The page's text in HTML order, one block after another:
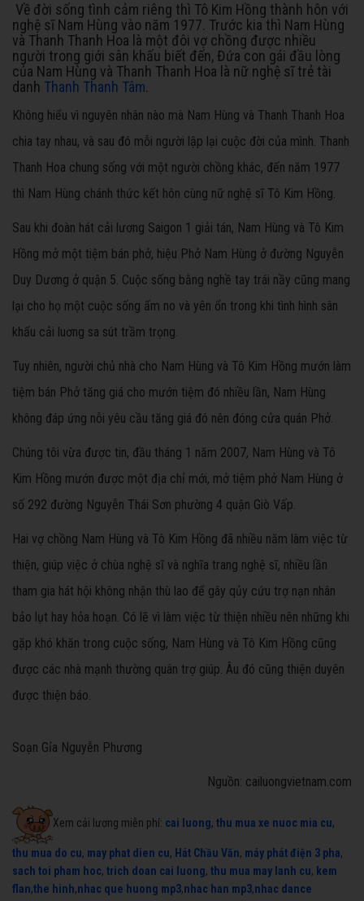
Về đời sống tình cảm riêng thì Tô Kim Hồng thành hôn với
nghệ sĩ Nam Hùng vào năm 1977. Trước kia thì Nam Hùng
và Thanh Thanh Hoa là một đôi vợ chồng được nhiều
người trong giới sân khấu biết đến, Đứa con gái đầu lòng
của Nam Hùng và Thanh Thanh Hoa là nữ nghệ sĩ trẻ tài
danh Thanh Thanh Tâm.
Không hiểu vì nguyên nhân nào mà Nam Hùng và Thanh Thanh Hoa
chia tay nhau, và sau đó mỗi người lập lại cuộc đời của mình. Thanh
Thanh Hoa chung sống với một người chồng khác, đến năm 1977
thì Nam Hùng chánh thức kết hôn cùng nữ nghệ sĩ Tô Kim Hồng.
Sau khi đoàn hát cải lương Saigon 1 giải tán, Nam Hùng và Tô Kim
Hồng mở một tiệm bán phở, hiệu Phở Nam Hùng ở đường Nguyễn
Duy Dương ở quận 5. Cuộc sống bằng nghề tay trái nầy cũng mang
lại cho họ một cuộc sống ấm no và yên ổn trong khi tình hình sân
khấu cải luơng sa sút trầm trọng.
Tuy nhiên, người chủ nhà cho Nam Hùng và Tô Kim Hồng mướn làm
tiệm bán Phở tăng giá cho mướn tiệm đó nhiều lần, Nam Hùng
không đáp ứng nỗi yêu cầu tăng giá đó nên đóng cửa quán Phở.
Chúng tôi vừa được tin, đầu tháng 1 năm 2007, Nam Hùng và Tô
Kim Hồng mướn được một địa chỉ mới, mở tiệm phở Nam Hùng ở
số 292 đường Nguyễn Thái Sơn phường 4 quận Giò Vấp.
Hai vợ chồng Nam Hùng và Tô Kim Hồng đã nhiều năm làm việc từ
thiện, giúp việc ở chùa nghệ sĩ và nghĩa trang nghệ sĩ, nhiều lần
tham gia hát hội không nhận thù lao để gây qủy cứu trợ nạn nhân
bảo lụt hay hỏa hoạn. Có lẽ vì làm việc từ thiện nhiều nên những khi
gặp khó khăn trong cuộc sống, Nam Hùng và Tô Kim Hồng cũng
được các nhà mạnh thường quân trợ giúp. Âu đó cũng thiện duyên
được thiện báo.
Soạn Gỉa Nguyễn Phương
Nguồn: cailuongvietnam.com
Xem cải lương miễn phí: cai luong, thu mua xe nuoc mia cu,
thu mua do cu, may phat dien cu, Hát Chầu Văn, máy phát điện 3 pha,
sach toi pham hoc, trich doan cai luong, thu mua may lanh cu, kem
flan,the hinh,nhac que huong mp3,nhac han mp3,nhac dance